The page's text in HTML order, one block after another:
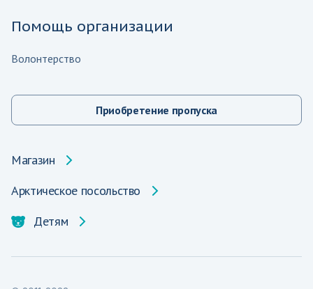
Помощь организации
Волонтерство
Приобретение пропуска
Магазин
Арктическое посольство
Детям